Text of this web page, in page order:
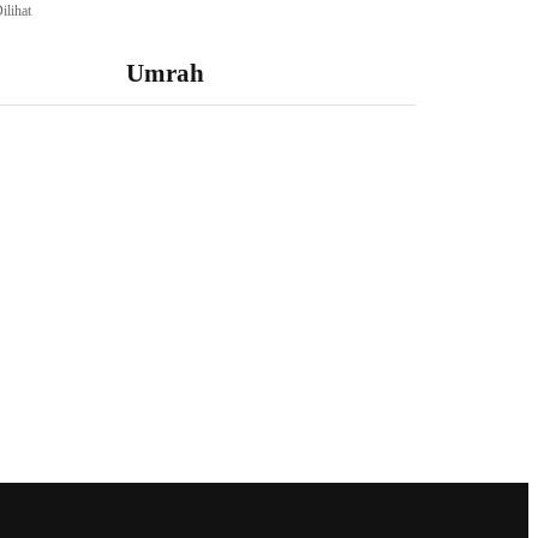
Umrah